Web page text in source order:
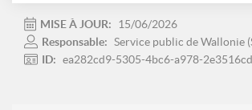
MISE À JOUR:
15/06/2026
Responsable: Service public de Wallonie
ID: ea282cd9-5305-4bc6-a978-